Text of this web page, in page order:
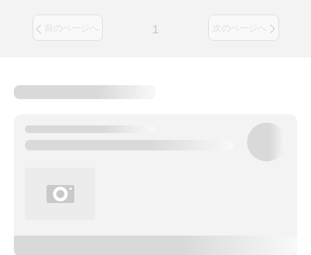
前のページへ 1 次のページへ